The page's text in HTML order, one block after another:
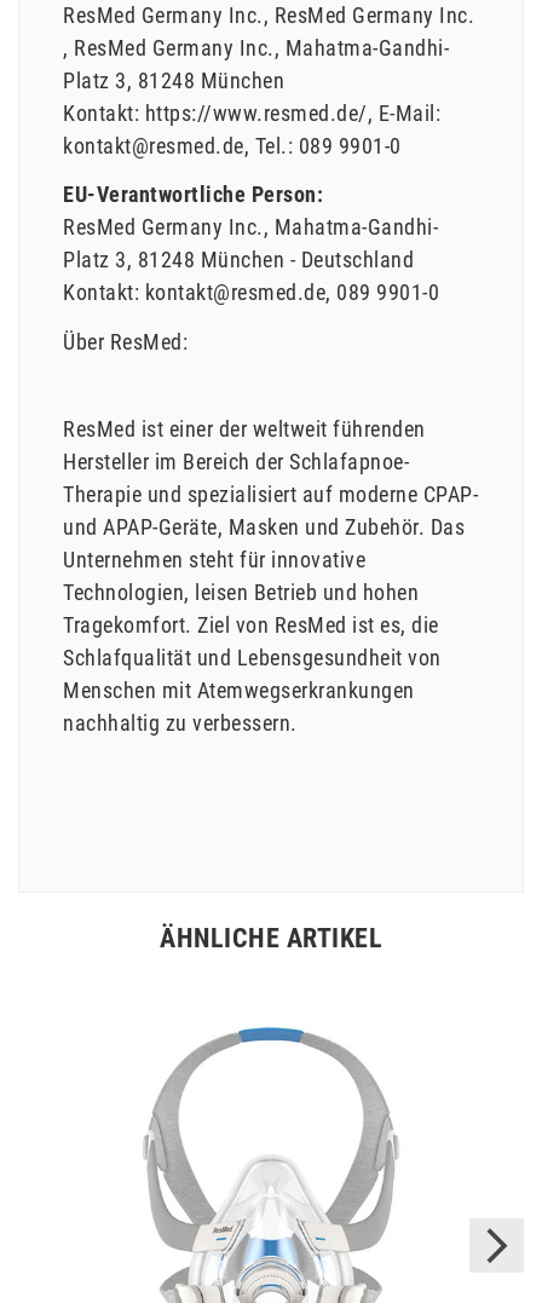
ResMed Germany Inc. ResMed Germany Inc.
ResMed Germany Inc. Mahatma-Gandhi-
Platz 3 81248 München
Kontakt: https://www.resmed.de/ E-Mail:
kontakt@resmed.de Tel.: 089 9901-0
EU-Verantwortliche Person:
ResMed Germany Inc. Mahatma-Gandhi-
Platz 3 81248 München
Deutschland
Kontakt: kontakt@resmed.de 089 9901-0
Über ResMed:
ResMed ist einer der weltweit führenden
Hersteller im Bereich der Schlafapnoe-
Therapie und spezialisiert auf moderne CPAP-
und APAP-Geräte, Masken und Zubehör. Das
Unternehmen steht für innovative
Technologien, leisen Betrieb und hohen
Tragekomfort. Ziel von ResMed ist es, die
Schlafqualität und Lebensgesundheit von
Menschen mit Atemwegserkrankungen
nachhaltig zu verbessern.
ÄHNLICHE ARTIKEL